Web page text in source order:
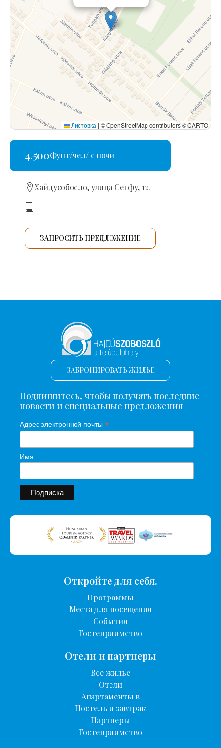
Листовка | © OpenStreetMap contributors © CARTO
4.500Фунт/чел/ с ночи
Хайдусобосло, улица Сегфу, 12.
ЗАПРОСИТЬ ПРЕДЛОЖЕНИЕ
ЗАБРОНИРОВАТЬ ЖИЛЬЕ
Подпишитесь, чтобы получать последние
новости и специальные предложения!
Адрес электронной почты *
Имя
Откройте для себя.
Программы
Места для посещения
События
Гостеприимство
Отели и партнеры
Все жилье
Отели
Апартаменты в
Постель и завтрак
Партнеры
Гостеприимство